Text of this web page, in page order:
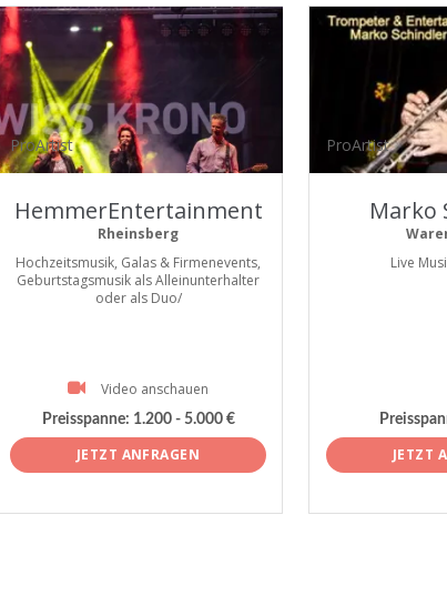
ProArtist
HemmerEntertainment
Rheinsberg
Hochzeitsmusik, Galas & Firmenevents,
Geburtstagsmusik als Alleinunterhalter
oder als Duo/
Video anschauen
Preisspanne: 1.200 - 5.000 €
JETZT ANFRAGEN
ProArtist
Marko
Live
JETZT